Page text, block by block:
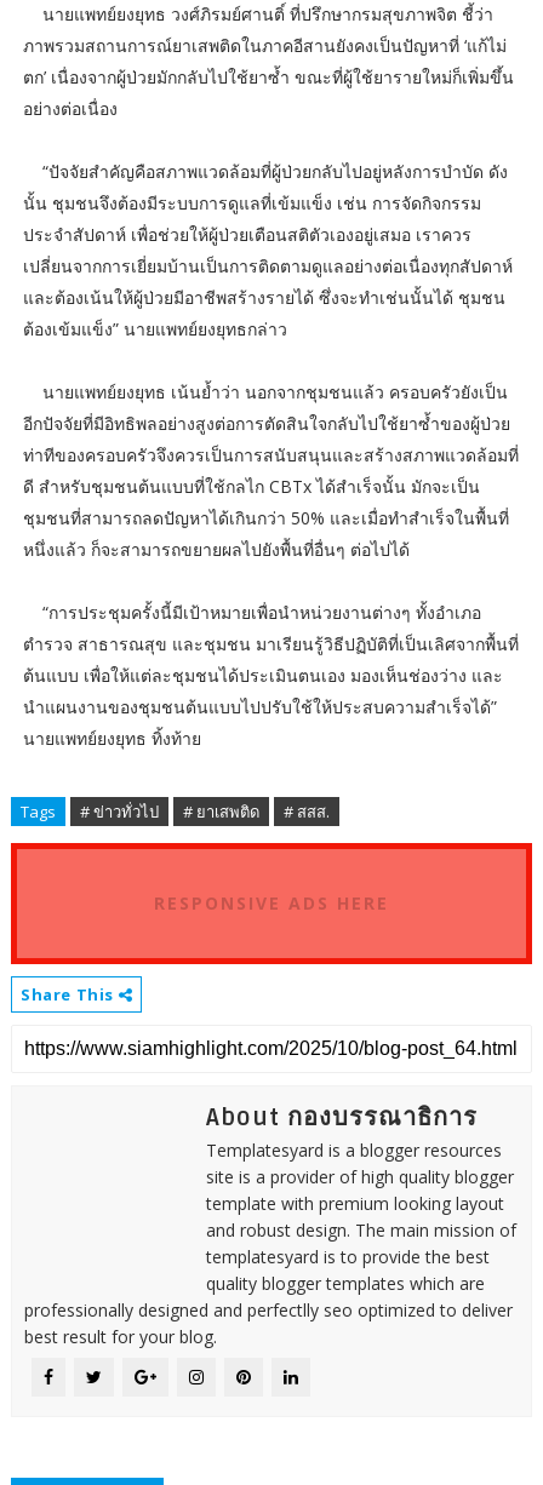
นายแพทย์ยงยุทธ วงศ์ภิรมย์ศานติ์ ที่ปรึกษากรมสุขภาพจิต ชี้ว่า
ภาพรวมสถานการณ์ยาเสพติดในภาคอีสานยังคงเป็นปัญหาที่ ‘แก้ไม่
ตก’ เนื่องจากผู้ป่วยมักกลับไปใช้ยาซ้ำ ขณะที่ผู้ใช้ยารายใหม่ก็เพิ่มขึ้น
อย่างต่อเนื่อง
“ปัจจัยสำคัญคือสภาพแวดล้อมที่ผู้ป่วยกลับไปอยู่หลังการบำบัด ดัง
นั้น ชุมชนจึงต้องมีระบบการดูแลที่เข้มแข็ง เช่น การจัดกิจกรรม
ประจำสัปดาห์ เพื่อช่วยให้ผู้ป่วยเตือนสติตัวเองอยู่เสมอ เราควร
เปลี่ยนจากการเยี่ยมบ้านเป็นการติดตามดูแลอย่างต่อเนื่องทุกสัปดาห์
และต้องเน้นให้ผู้ป่วยมีอาชีพสร้างรายได้ ซึ่งจะทำเช่นนั้นได้ ชุมชน
ต้องเข้มแข็ง” นายแพทย์ยงยุทธกล่าว
นายแพทย์ยงยุทธ เน้นย้ำว่า นอกจากชุมชนแล้ว ครอบครัวยังเป็น
อีกปัจจัยที่มีอิทธิพลอย่างสูงต่อการตัดสินใจกลับไปใช้ยาซ้ำของผู้ป่วย
ท่าทีของครอบครัวจึงควรเป็นการสนับสนุนและสร้างสภาพแวดล้อมที่
ดี สำหรับชุมชนต้นแบบที่ใช้กลไก CBTx ได้สำเร็จนั้น มักจะเป็น
ชุมชนที่สามารถลดปัญหาได้เกินกว่า 50% และเมื่อทำสำเร็จในพื้นที่
หนึ่งแล้ว ก็จะสามารถขยายผลไปยังพื้นที่อื่นๆ ต่อไปได้
“การประชุมครั้งนี้มีเป้าหมายเพื่อนำหน่วยงานต่างๆ ทั้งอำเภอ
ตำรวจ สาธารณสุข และชุมชน มาเรียนรู้วิธีปฏิบัติที่เป็นเลิศจากพื้นที่
ต้นแบบ เพื่อให้แต่ละชุมชนได้ประเมินตนเอง มองเห็นช่องว่าง และ
นำแผนงานของชุมชนต้นแบบไปปรับใช้ให้ประสบความสำเร็จได้”
นายแพทย์ยงยุทธ ทิ้งท้าย
Tags # ข่าวทั่วไป # ยาเสพติด # สสส.
RESPONSIVE ADS HERE
Share This
About กองบรรณาธิการ
Templatesyard is a blogger resources
site is a provider of high quality blogger
template with premium looking layout
and robust design. The main mission of
templatesyard is to provide the best
quality blogger templates which are
professionally designed and perfectlly seo optimized to deliver
best result for your blog.